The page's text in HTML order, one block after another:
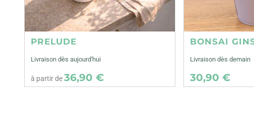
PRELUDE
Livraison dès aujourd'hui
à partir de36,90 €
BONSAI
Livraison dès demain
30,90 €